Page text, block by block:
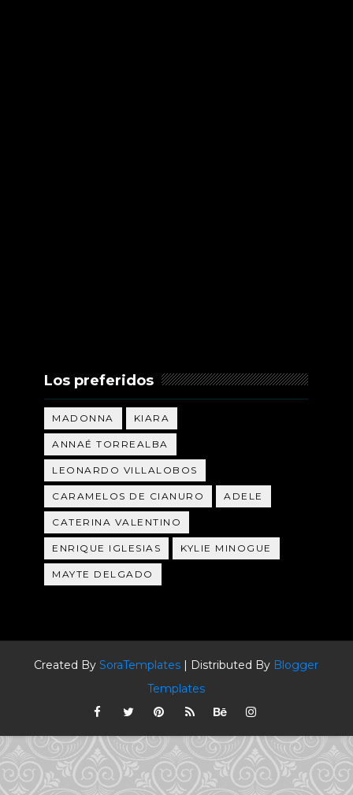
Los preferidos
MADONNA KIARA
ANNAÉ TORREALBA
LEONARDO VILLALOBOS
CARAMELOS DE CIANURO ADELE
CATERINA VALENTINO
ENRIQUE IGLESIAS KYLIE MINOGUE
MAYTE DELGADO
Created BySoraTemplates | Distributed By Blogger
Templates